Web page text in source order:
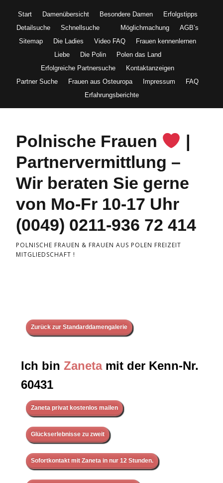
Start Damenübersicht Besondere Damen
Erfolgstipps
Detailsuche
Schnellsuche Möglichmachung
AGB’s
Sitemap
Die Ladies Video FAQ
Frauen kennenlernen
Liebe
Die Polin
Polen das Land
Erfolgreiche Partnersuche
Kontaktanzeigen
Partner Suche
Frauen aus Osteuropa Impressum
FAQ
Erfahrungsberichte
Polnische Frauen
|
Partnervermittlung –
Wir beraten Sie gerne
von Mo-Fr 10-17 Uhr
(0049) 0211-936 72 414
POLNISCHE FRAUEN & FRAUEN AUS POLEN FREIZEIT
MITGLIEDSCHAFT !
Zurück zur Standarddamengalerie
Ich bin Zanetamit der Kenn-Nr.
60431
Zaneta privat kostenlos mailen
Glückserlebnisse zu zweit
Sofortkontakt mit Zaneta in nur 12 Stunden.